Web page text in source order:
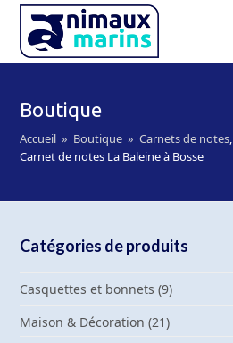
Boutique
Accueil » Boutique » Carnets de notes,
Carnet de notes La Baleine à Bosse
Catégories de produits
Casquettes et bonnets (9)
Maison & Décoration (21)